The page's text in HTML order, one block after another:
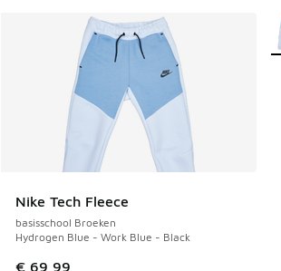
Nike Tech Fleece
basisschool Broeken
Hydrogen Blue - Work Blue - Black
€ 69,99